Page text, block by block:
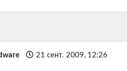
21 сент. 2009, 12:26